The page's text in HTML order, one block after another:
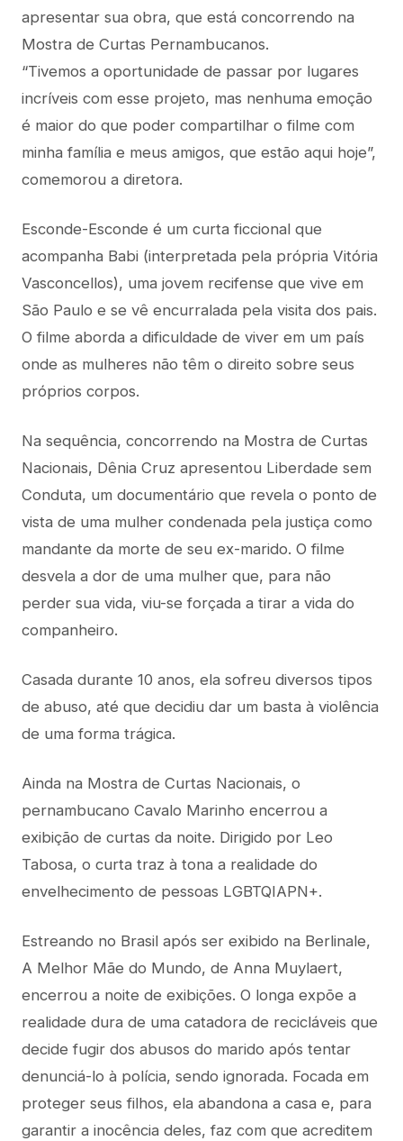
apresentar sua obra, que está concorrendo na
Mostra de Curtas Pernambucanos.
“Tivemos a oportunidade de passar por lugares
incríveis com esse projeto, mas nenhuma emoção
é maior do que poder compartilhar o filme com
minha família e meus amigos, que estão aqui hoje”,
comemorou a diretora.
Esconde-Esconde é um curta ficcional que
acompanha Babi (interpretada pela própria Vitória
Vasconcellos), uma jovem recifense que vive em
São Paulo e se vê encurralada pela visita dos pais.
O filme aborda a dificuldade de viver em um país
onde as mulheres não têm o direito sobre seus
próprios corpos.
Na sequência, concorrendo na Mostra de Curtas
Nacionais, Dênia Cruz apresentou Liberdade sem
Conduta, um documentário que revela o ponto de
vista de uma mulher condenada pela justiça como
mandante da morte de seu ex-marido. O filme
desvela a dor de uma mulher que, para não
perder sua vida, viu-se forçada a tirar a vida do
companheiro.
Casada durante 10 anos, ela sofreu diversos tipos
de abuso, até que decidiu dar um basta à violência
de uma forma trágica.
Ainda na Mostra de Curtas Nacionais, o
pernambucano Cavalo Marinho encerrou a
exibição de curtas da noite. Dirigido por Leo
Tabosa, o curta traz à tona a realidade do
envelhecimento de pessoas LGBTQIAPN+.
Estreando no Brasil após ser exibido na Berlinale,
A Melhor Mãe do Mundo, de Anna Muylaert,
encerrou a noite de exibições. O longa expõe a
realidade dura de uma catadora de recicláveis que
decide fugir dos abusos do marido após tentar
denunciá-lo à polícia, sendo ignorada. Focada em
proteger seus filhos, ela abandona a casa e, para
garantir a inocência deles, faz com que acreditem